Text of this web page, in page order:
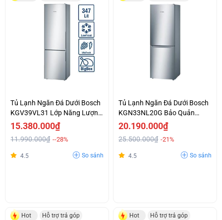
Tủ Lạnh Ngăn Đá Dưới Bosch
KGV39VL31 Lớp Năng Lượng
Hiệu Quả A ++ Tiết Kiệm Điện
Giá Cả Phải Chăng
15.380.000₫
11.990.000₫ --28%
4.5 So sánh
Tủ Lạnh Ngăn Đá Dưới Bosch
KGN33NL20G Bảo Quản
Thực Phẩm Với MultiAirflow
20.190.000₫
25.500.000₫ -21%
4.5 So sánh
Hot Hỗ trợ trả góp Hot Hỗ trợ trả góp